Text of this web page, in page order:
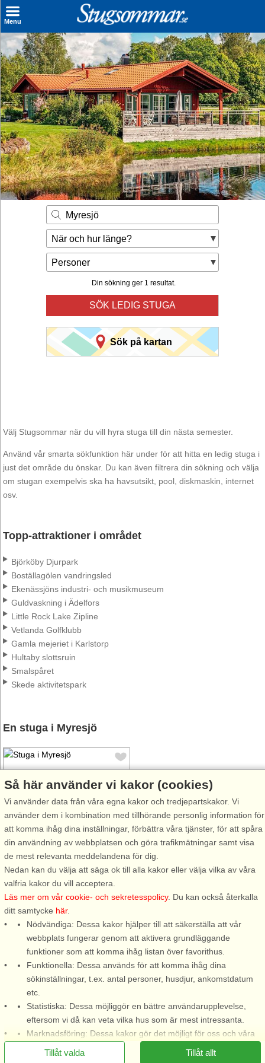
Menu
Sök stuga
Sista Minuten
Genvägar
Inspiration
Kontakt
Husägare
Se hur mycket du kan tjäna
Räkna ut din
hyresintäkt
Myresjö
När och hur länge?
Personer
Din sökning ger 1 resultat.
SÖK LEDIG STUGA
Sök på kartan
Välj Stugsommar när du vill hyra stuga till din nästa semester.
Använd vår smarta sökfunktion här under för att hitta en ledig stuga i
just det område du önskar. Du kan även filtrera din sökning och välja
om stugan exempelvis ska ha havsutsikt, pool, diskmaskin, internet
osv.
Topp-attraktioner i området
Björköby Djurpark
Boställagölen vandringsled
Ekenässjöns industri- och musikmuseum
Guldvaskning i Ädelfors
Little Rock Lake Zipline
Vetlanda Golfklubb
Gamla mejeriet i Karlstorp
Hultaby slottsruin
Smalspåret
Skede aktivitetspark
En stuga i Myresjö
Stugnr: 65019
Myresjö
5 personer, 100 m²
4,5 km till sjö/hav:.
Mitt i de småländska skogarna
ligger detta mycket väl
omhändertagna hus för en
vistelse året runt. Avkopplande
miljö med familj och vänner
men även välplanerat för den
som behöver jobba under sin
vistelse ...
från 6.217 SEK
Så här använder vi kakor (cookies)
Vi använder data från våra egna kakor och tredjepartskakor. Vi
använder dem i kombination med tillhörande personlig information för
att komma ihåg dina inställningar, förbättra våra tjänster, för att spåra
din användning av webbplatsen och göra trafikmätningar samt visa
de mest relevanta meddelandena för dig.
Nedan kan du välja att säga ok till alla kakor eller välja vilka av våra
valfria kakor du vill acceptera.
Läs mer om vår cookie- och sekretesspolicy. Du kan också återkalla
ditt samtycke här.
Nödvändiga: Dessa kakor hjälper till att säkerställa att vår
webbplats fungerar genom att aktivera grundläggande
funktioner som att komma ihåg listan över favorithus.
Funktionella: Dessa används för att komma ihåg dina
sökinställningar, t.ex. antal personer, husdjur, ankomstdatum
etc.
Statistiska: Dessa möjliggör en bättre användarupplevelse,
eftersom vi då kan veta vilka hus som är mest intressanta.
Marknadsföring: Dessa kakor gör det möjligt för oss och våra
partners att leverera det mest relevanta innehållet till dig.
Tillåt allt
Tillåt valda